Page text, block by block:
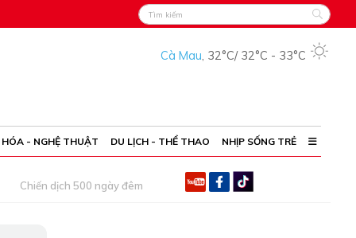
Cà Mau, 32°C/ 32°C - 33°C
- NGHỆ THUẬT DU LỊCH - THỂ THAO NHỊP SỐNG TRẺ
Chiến dịch 500 ngày đêm